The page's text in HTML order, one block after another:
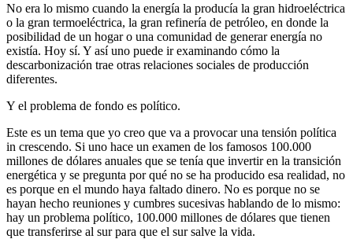
No era lo mismo cuando la energía la producía la gran hidroeléctrica
o la gran termoeléctrica, la gran refinería de petróleo, en donde la
posibilidad de un hogar o una comunidad de generar energía no
existía. Hoy sí. Y así uno puede ir examinando cómo la
descarbonización trae otras relaciones sociales de producción
diferentes.
Y el problema de fondo es político.
Este es un tema que yo creo que va a provocar una tensión política
in crescendo. Si uno hace un examen de los famosos 100.000
millones de dólares anuales que se tenía que invertir en la transición
energética y se pregunta por qué no se ha producido esa realidad, no
es porque en el mundo haya faltado dinero. No es porque no se
hayan hecho reuniones y cumbres sucesivas hablando de lo mismo:
hay un problema político, 100.000 millones de dólares que tienen
que transferirse al sur para que el sur salve la vida.